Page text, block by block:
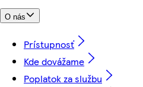
O nás
Prístupnosť
Kde dovážame
Poplatok za službu